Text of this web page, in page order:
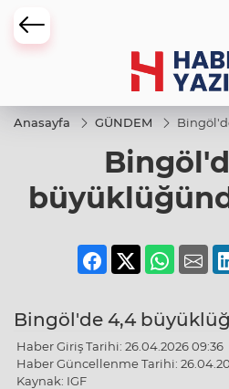
Anasayfa GÜNDEM
deprem
Bingöl'de 4,4
Haber Giriş Tarihi: 26.04.2026 09:36
Haber Güncellenme Tarihi:
Kaynak: IGF